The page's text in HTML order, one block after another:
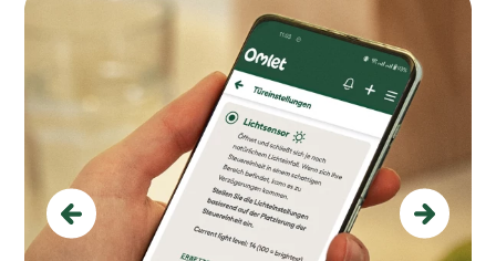
Previous Next